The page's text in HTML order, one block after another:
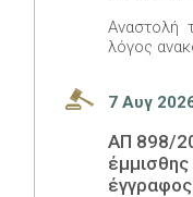
Αναστολή
λόγος
7 Αυγ
ΑΠ 898/
έμμισθης